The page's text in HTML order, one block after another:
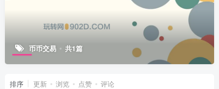
币币交易 共1篇
排序 更新 浏览 点赞 评论